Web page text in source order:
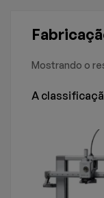
Mostrando o
A